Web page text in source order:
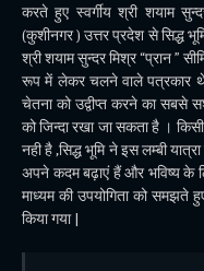
करते हुए स्वर्गीय श्री शयाम
(कुशीनगर ) उत्तर प्रदेश से सिद्ध
श्री शयाम सुन्दर मिश्र “प्रान ”
रूप में लेकर चलने वाले पत्रकार थे
चेतना को उद्वीप्त करने का सबसे
को जिन्दा रखा जा सकता है ।
नही है ,सिद्ध भूमि ने इस लम्बी
अपने कदम बढ़ाएं हैं और भविष्य के
माध्यम की उपयोगिता को समझते
किया गया |